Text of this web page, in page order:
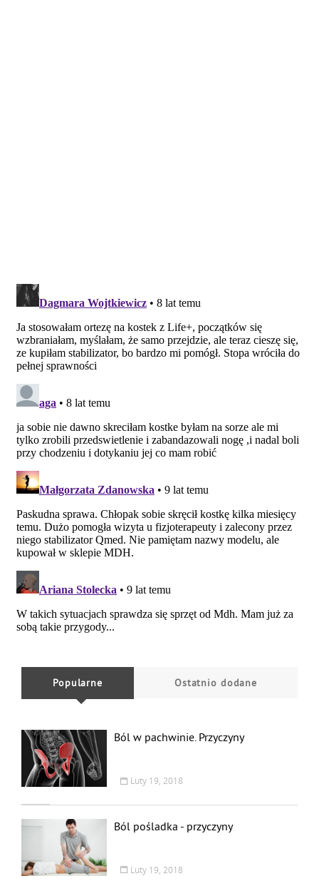
Popularne Ostatnio dodane
Ból w pachwinie. Przyczyny
Luty 19, 2018
Ból pośladka - przyczyny
Luty 19, 2018